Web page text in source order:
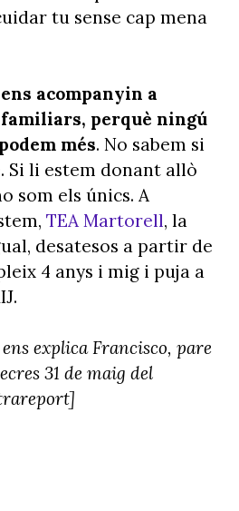
tu sense cap mena
acompanyin a
perquè ningú
més. No sabem si
Si li estem donant allò
som els únics. A
TEA Martorell, la
desatesos a partir de
4 anys i mig i puja a
explica Francisco, pare
31 de maig del